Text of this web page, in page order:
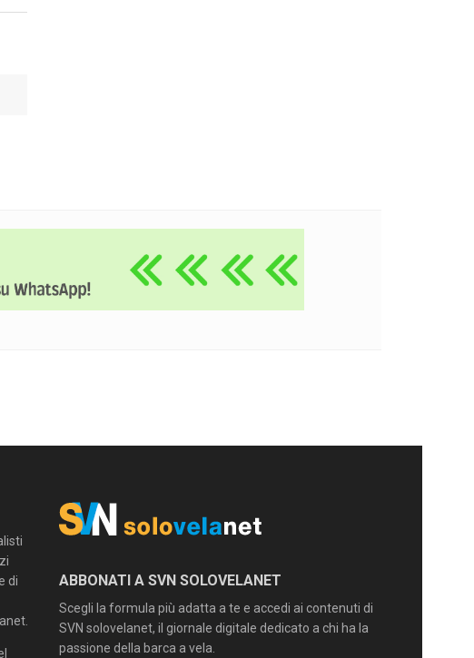
di
ABBONATI A SVN SOLOVELANET
Scegli la formula più adatta a te e accedi ai contenuti di
SVN solovelanet, il giornale digitale dedicato a chi ha la
passione della barca a vela.